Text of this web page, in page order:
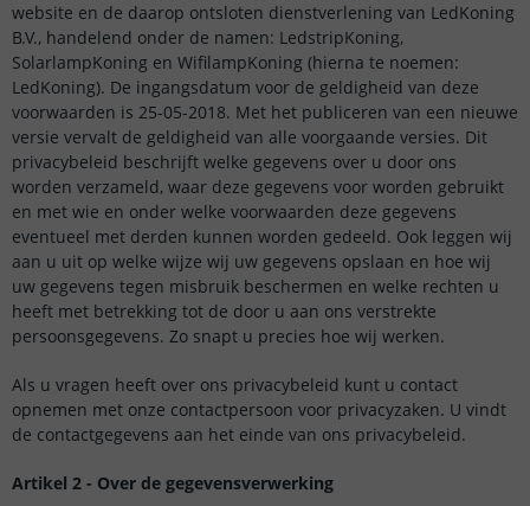
website en de daarop ontsloten dienstverlening van LedKoning
B.V., handelend onder de namen: LedstripKoning,
SolarlampKoning en WifilampKoning (hierna te noemen:
LedKoning). De ingangsdatum voor de geldigheid van deze
voorwaarden is 25-05-2018. Met het publiceren van een nieuwe
versie vervalt de geldigheid van alle voorgaande versies. Dit
privacybeleid beschrijft welke gegevens over u door ons
worden verzameld, waar deze gegevens voor worden gebruikt
en met wie en onder welke voorwaarden deze gegevens
eventueel met derden kunnen worden gedeeld. Ook leggen wij
aan u uit op welke wijze wij uw gegevens opslaan en hoe wij
uw gegevens tegen misbruik beschermen en welke rechten u
heeft met betrekking tot de door u aan ons verstrekte
persoonsgegevens. Zo snapt u precies hoe wij werken.
Als u vragen heeft over ons privacybeleid kunt u contact
opnemen met onze contactpersoon voor privacyzaken. U vindt
de contactgegevens aan het einde van ons privacybeleid.
Artikel 2 - Over de gegevensverwerking